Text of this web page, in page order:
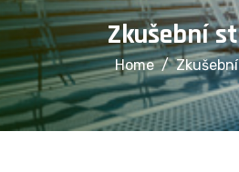
Zkušební
Home